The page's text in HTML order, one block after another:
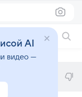
AI
видео —